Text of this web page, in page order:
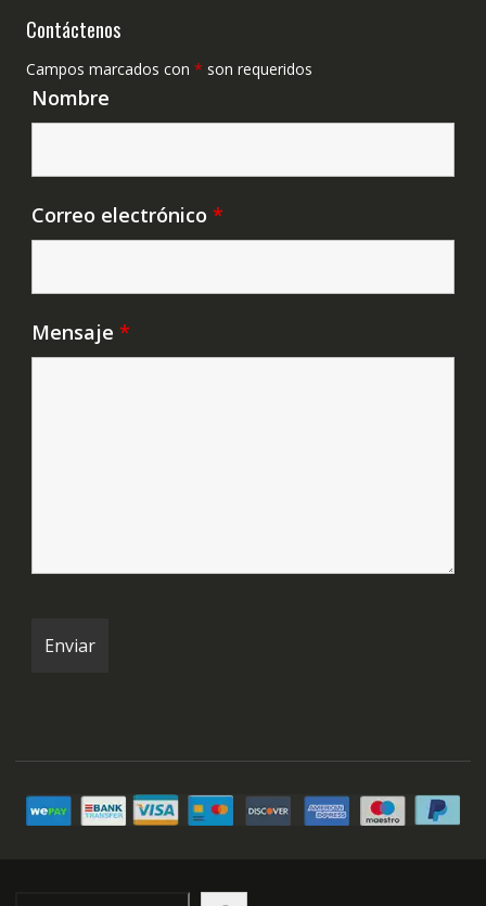
Contáctenos
Campos marcados con * son requeridos
Nombre
Correo electrónico *
Mensaje *